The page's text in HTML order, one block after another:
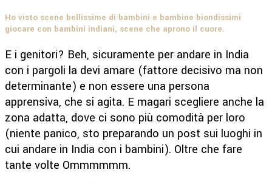
Ho visto scene bellissime di bambini e bambine biondissimi
giocare con bambini indiani, scene che aprono il cuore.
E i genitori? Beh, sicuramente per andare in India
con i pargoli la devi amare (fattore decisivo ma non
determinante) e non essere una persona
apprensiva, che si agita. E magari scegliere anche la
zona adatta, dove ci sono più comodità per loro
(niente panico, sto preparando un post sui luoghi in
cui andare in India con i bambini). Oltre che fare
tante volte Ommmmmm.